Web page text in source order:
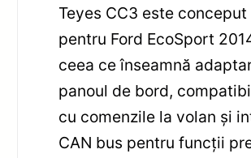
Teyes CC3 este
pentru Ford EcoSport
ceea ce înseamnă
panoul de bord,
cu comenzile la volan și
CAN bus pentru funcții